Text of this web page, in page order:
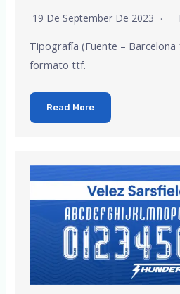
19 De September De 2023
Tipografía (Fuente – Barcelona
formato ttf.
Read More